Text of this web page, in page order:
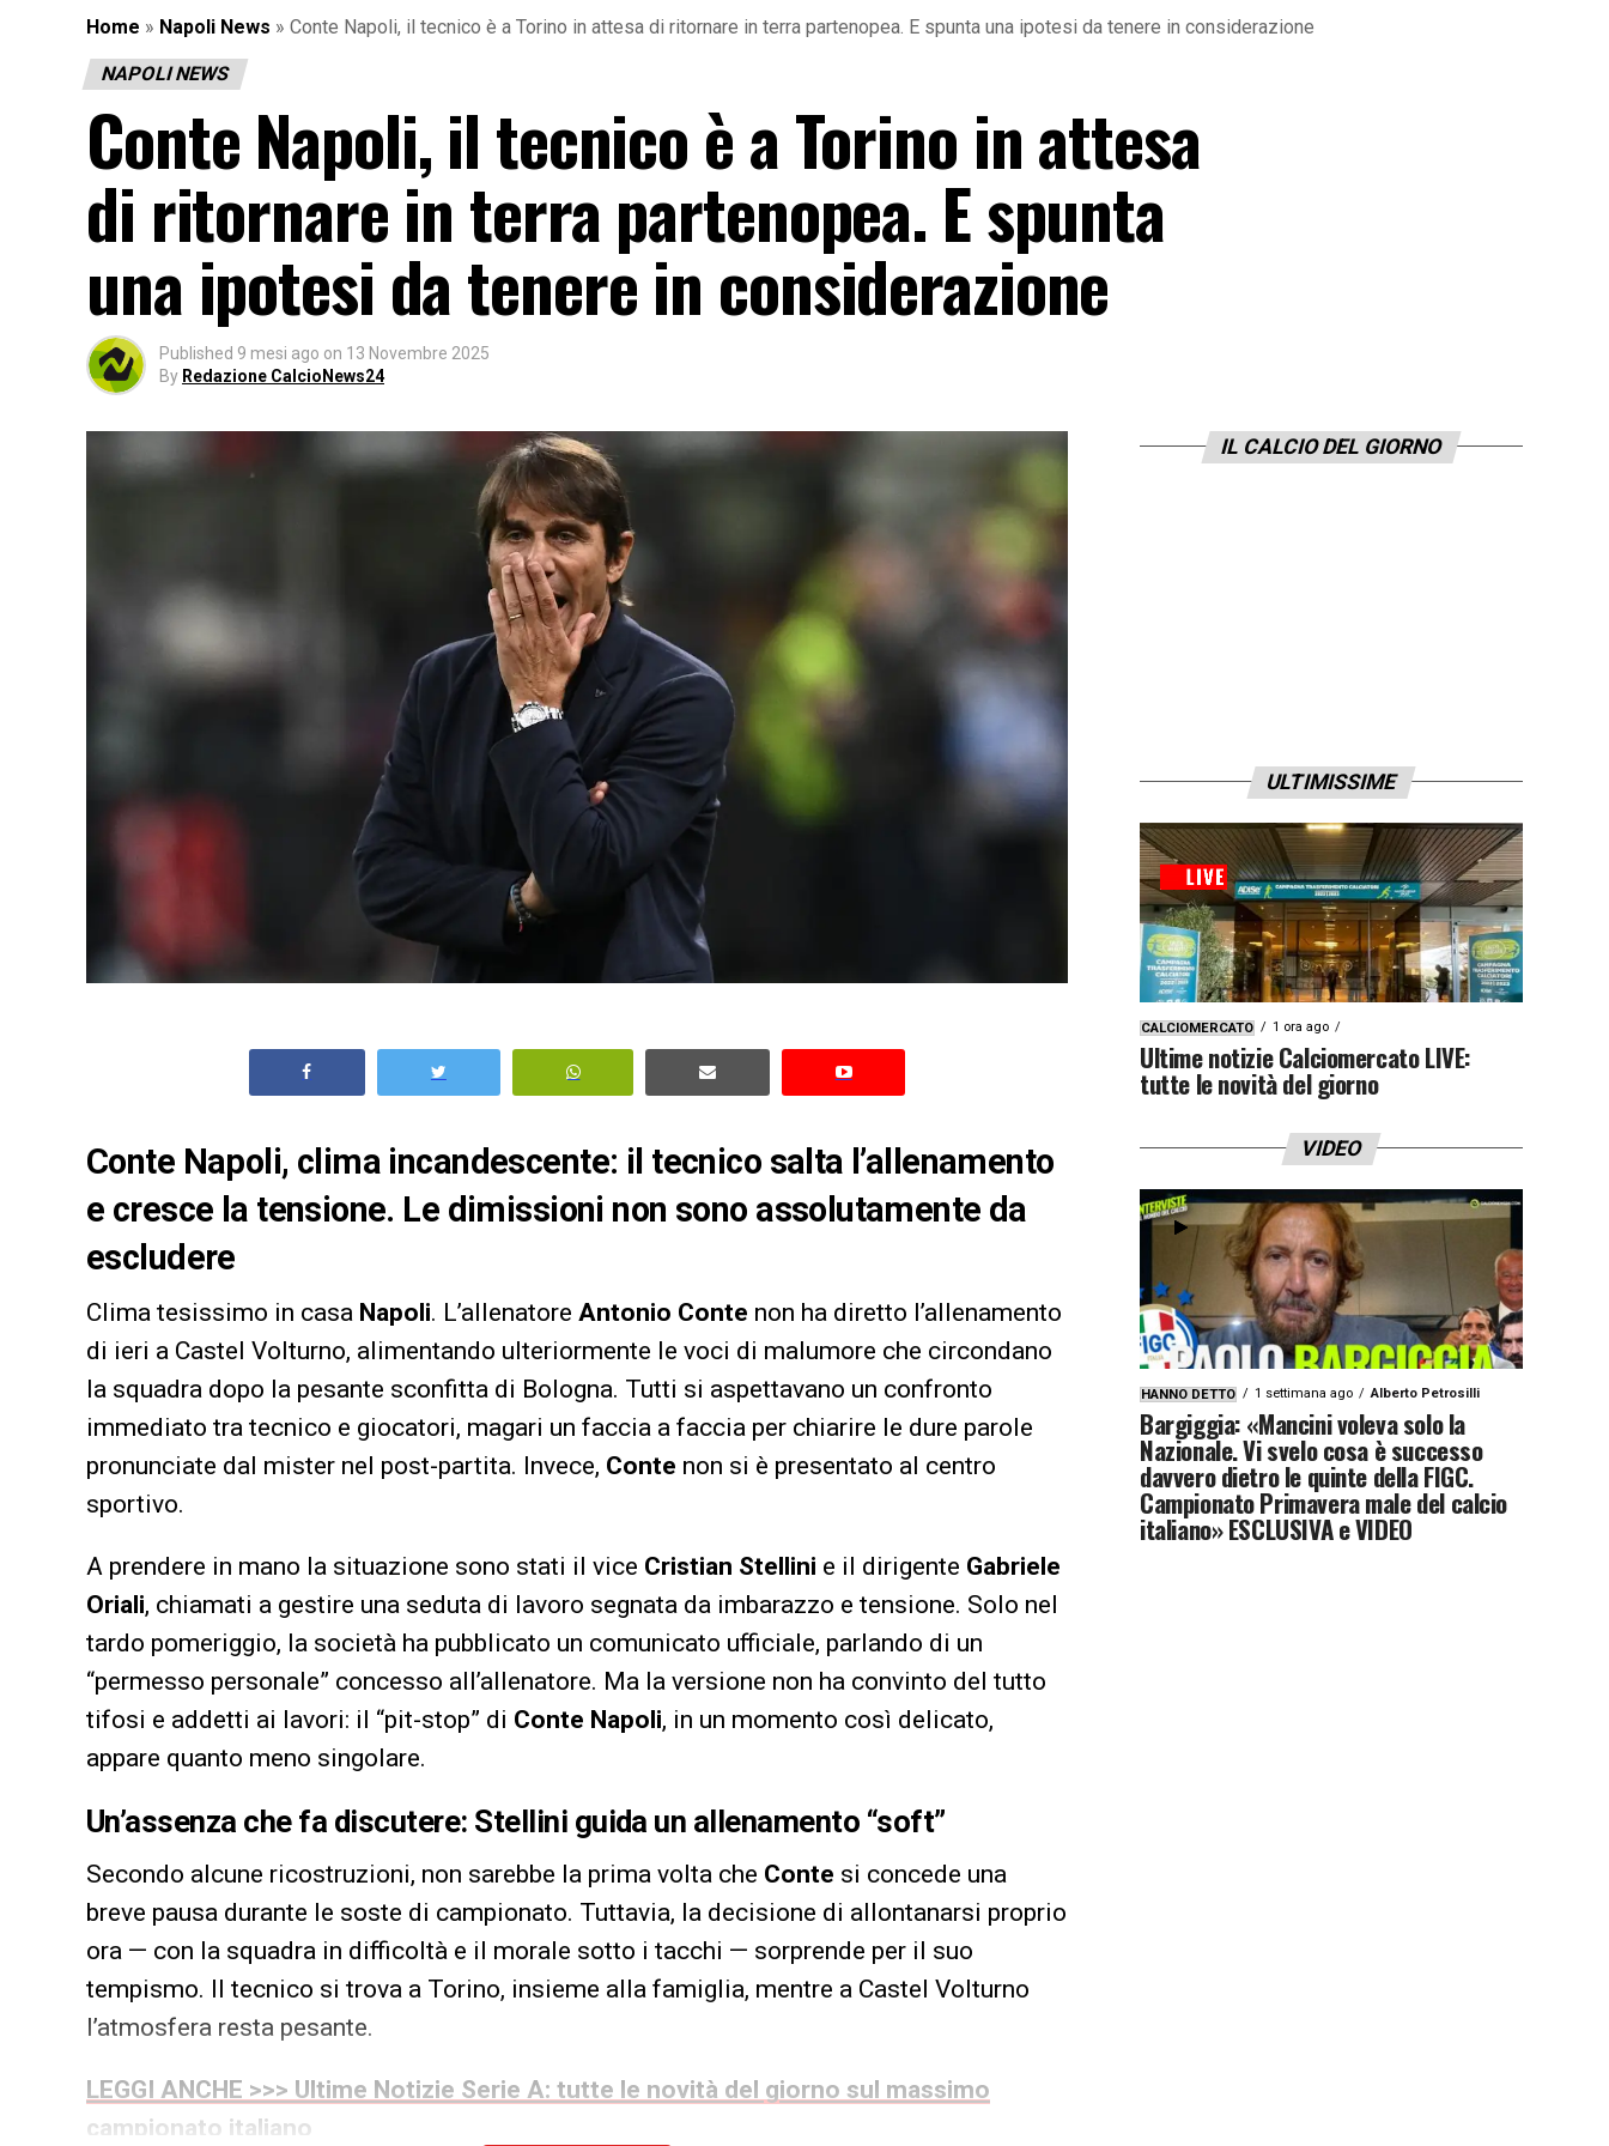
Home » Napoli News » Conte Napoli, il tecnico è a Torino in attesa di ritornare in terra partenopea. E spunta una ipotesi da tenere in considerazione
NAPOLI NEWS
Conte Napoli, il tecnico è a Torino in attesa
di ritornare in terra partenopea. E spunta
una ipotesi da tenere in considerazione
Published 9 mesi ago on 13 Novembre 2025
By Redazione CalcioNews24
Conte Napoli, clima incandescente: il tecnico salta l’allenamento
e cresce la tensione. Le dimissioni non sono assolutamente da
escludere
Clima tesissimo in casa Napoli. L’allenatore Antonio Conte non ha diretto l’allenamento
di ieri a Castel Volturno, alimentando ulteriormente le voci di malumore che circondano
la squadra dopo la pesante sconfitta di Bologna. Tutti si aspettavano un confronto
immediato tra tecnico e giocatori, magari un faccia a faccia per chiarire le dure parole
pronunciate dal mister nel post-partita. Invece, Conte non si è presentato al centro
sportivo.
A prendere in mano la situazione sono stati il vice Cristian Stellini e il dirigente Gabriele
Oriali, chiamati a gestire una seduta di lavoro segnata da imbarazzo e tensione. Solo nel
tardo pomeriggio, la società ha pubblicato un comunicato ufficiale, parlando di un
“permesso personale” concesso all’allenatore. Ma la versione non ha convinto del tutto
tifosi e addetti ai lavori: il “pit-stop” di Conte Napoli, in un momento così delicato,
appare quanto meno singolare.
Un’assenza che fa discutere: Stellini guida un allenamento “soft”
Secondo alcune ricostruzioni, non sarebbe la prima volta che Conte si concede una
breve pausa durante le soste di campionato. Tuttavia, la decisione di allontanarsi proprio
ora — con la squadra in difficoltà e il morale sotto i tacchi — sorprende per il suo
tempismo. Il tecnico si trova a Torino, insieme alla famiglia, mentre a Castel Volturno
l’atmosfera resta pesante.
LEGGI ANCHE >>> Ultime Notizie Serie A: tutte le novità del giorno sul massimo
campionato italiano
IL CALCIO DEL GIORNO
ULTIMISSIME
CALCIOMERCATO 1 ora ago
Ultime notizie Calciomercato LIVE:
tutte le novità del giorno
VIDEO
HANNO DETTO 1 settimana ago Alberto Petrosilli
Bargiggia: «Mancini voleva solo la
Nazionale. Vi svelo cosa è successo
davvero dietro le quinte della FIGC.
Campionato Primavera male del calcio
italiano» ESCLUSIVA e VIDEO